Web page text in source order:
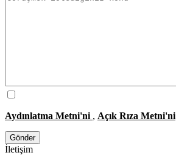
Aydınlatma Metni'ni , Açık Rıza Metni'ni
İletişim